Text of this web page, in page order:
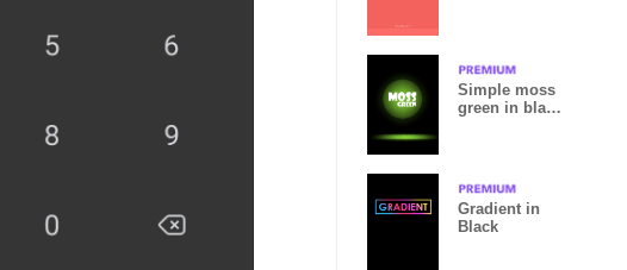
Simple moss
green in black
Gradient in
Black